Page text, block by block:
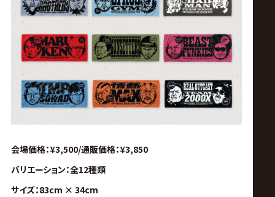
会場価格：¥3,500/通販価格：¥3,850
バリエーション：全12種類
サイズ：83cm × 34cm